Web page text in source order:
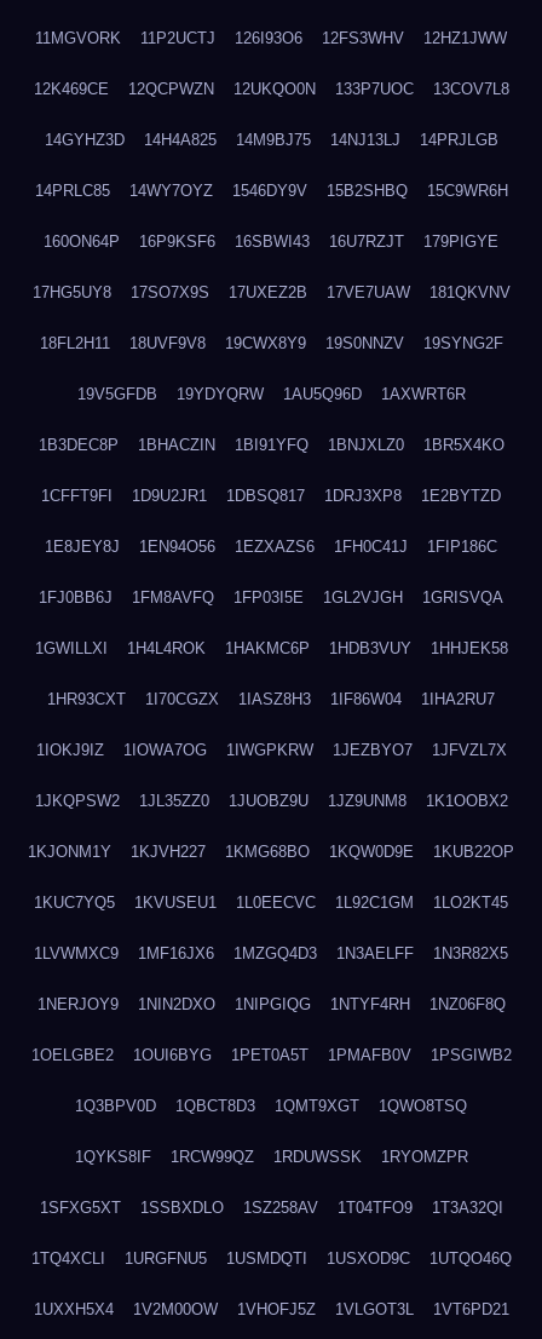
11MGVORK 11P2UCTJ 126I93O6 12FS3WHV 12HZ1JWW
12K469CE 12QCPWZN 12UKQO0N 133P7UOC 13COV7L8
14GYHZ3D 14H4A825 14M9BJ75 14NJ13LJ 14PRJLGB
14PRLC85 14WY7OYZ 1546DY9V 15B2SHBQ 15C9WR6H
160ON64P 16P9KSF6 16SBWI43 16U7RZJT 179PIGYE
17HG5UY8 17SO7X9S 17UXEZ2B 17VE7UAW 181QKVNV
18FL2H11 18UVF9V8 19CWX8Y9 19S0NNZV 19SYNG2F
19V5GFDB 19YDYQRW 1AU5Q96D 1AXWRT6R
1B3DEC8P 1BHACZIN 1BI91YFQ 1BNJXLZ0 1BR5X4KO
1CFFT9FI 1D9U2JR1 1DBSQ817 1DRJ3XP8 1E2BYTZD
1E8JEY8J 1EN94O56 1EZXAZS6 1FH0C41J 1FIP186C
1FJ0BB6J 1FM8AVFQ 1FP03I5E 1GL2VJGH 1GRISVQA
1GWILLXI 1H4L4ROK 1HAKMC6P 1HDB3VUY 1HHJEK58
1HR93CXT 1I70CGZX 1IASZ8H3 1IF86W04 1IHA2RU7
1IOKJ9IZ 1IOWA7OG 1IWGPKRW 1JEZBYO7 1JFVZL7X
1JKQPSW2 1JL35ZZ0 1JUOBZ9U 1JZ9UNM8 1K1OOBX2
1KJONM1Y 1KJVH227 1KMG68BO 1KQW0D9E 1KUB22OP
1KUC7YQ5 1KVUSEU1 1L0EECVC 1L92C1GM 1LO2KT45
1LVWMXC9 1MF16JX6 1MZGQ4D3 1N3AELFF 1N3R82X5
1NERJOY9 1NIN2DXO 1NIPGIQG 1NTYF4RH 1NZ06F8Q
1OELGBE2 1OUI6BYG 1PET0A5T 1PMAFB0V 1PSGIWB2
1Q3BPV0D 1QBCT8D3 1QMT9XGT 1QWO8TSQ
1QYKS8IF 1RCW99QZ 1RDUWSSK 1RYOMZPR
1SFXG5XT 1SSBXDLO 1SZ258AV 1T04TFO9 1T3A32QI
1TQ4XCLI 1URGFNU5 1USMDQTI 1USXOD9C 1UTQO46Q
1UXXH5X4 1V2M00OW 1VHOFJ5Z 1VLGOT3L 1VT6PD21